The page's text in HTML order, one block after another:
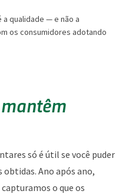
qualidade — e não a
os consumidores adotando
só é útil se você puder
Ano após ano,
o que os